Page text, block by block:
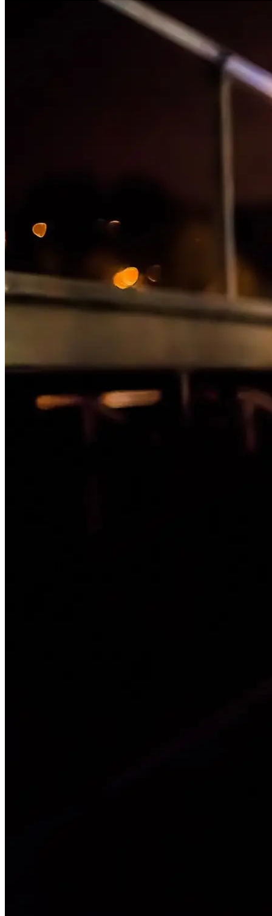
devidos ao trabalhador, que variam conforme o tipo de demissão e o
tempo de serviço. A Reforma Trabalhista de 2017 trouxe mudanças
importantes, simplificando procedimentos e estabelecendo prazos
específicos para o pagamento das verbas.